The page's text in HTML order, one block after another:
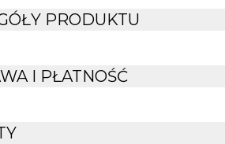
utrzymać dozownik w
regularne przetarcie
PRODUKTU
I PŁATNOŚĆ